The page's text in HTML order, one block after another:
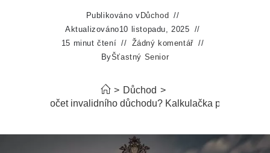
Publikováno v Důchod
Aktualizováno10 listopadu, 2025
15 minut čtení
Žádný komentář
ByŠťastný Senior
> Důchod >
trvá výpočet invalidního důchodu? Kalkulačka pro rychlou